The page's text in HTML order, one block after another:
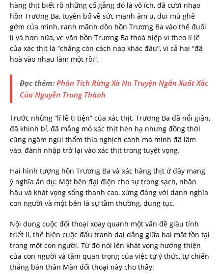
hàng thịt biết rõ những cố gắng đó là vô ích, đã cười nhạo
hồn Trương Ba, tuyên bố về sức mạnh âm u, đui mù ghê
gớm của mình, ranh mãnh dồn hồn Trương Ba vào thế đuối
lí và hơn nữa, ve vãn hồn Trương Ba thoà hiệp vì theo lí lẽ
của xác thịt là “chẳng còn cách nào khác đâu”, vì cả hai “đã
hoà vào nhau làm một rồi”.
Đọc thêm: Phân Tích Rừng Xà Nu Truyện Ngắn Xuất Xắc
Của Nguyễn Trung Thành
Trước những “lí lẽ ti tiện” của xác thịt, Trương Ba đã nổi giận,
đã khinh bỉ, đã mắng mỏ xác thịt hèn hạ nhưng đồng thời
cũng ngậm ngùi thấm thía nghịch cành mà mình đã lâm
vào, đành nhập trở lại vào xác thịt trong tuyệt vọng.
Hai hình tượng hồn Trương Ba và xác hàng thịt ở đây mang
ý nghĩa ẩn dụ: Một bên đại điện cho sự trong sạch, nhân
hậu và khát vọng sống thanh cao, xứng đáng với danh nghĩa
con người và một bên là sự tầm thường, dung tục.
Nội dung cuộc đối thoại xoay quanh một vấn đề giàu tính
triết lí, thể hiện cuộc đấu tranh dai dẳng giữa hai mặt tồn tại
trong một con người. Từ đó nói lên khát vọng hướng thiện
của con người và tầm quan trọng của việc tự ý thức, tự chiến
thắng bản thân Màn đối thoại này cho thấy: